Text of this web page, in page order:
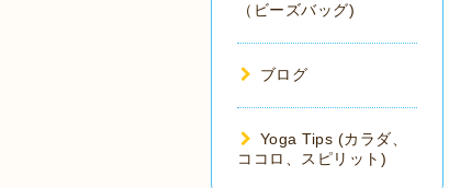
（ビーズバッグ)
ブログ
Yoga Tips (カラダ、
ココロ、スピリット)